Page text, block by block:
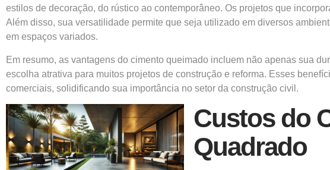
estilos de decoração, do rústico ao contemporâneo. Os projetos que
Além disso, sua versatilidade permite que seja utilizado em diversos
em espaços variados.
Em resumo, as vantagens do cimento queimado incluem não apenas sua
escolha atrativa para muitos projetos de construção e reforma. Esses
comerciais, solidificando sua importância no setor da construção civil.
Custos do
Quadrado